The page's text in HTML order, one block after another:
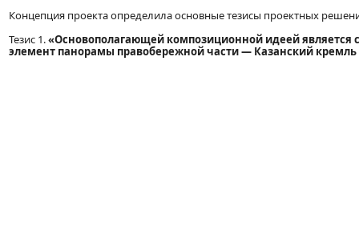
Концепция проекта определила основные тезисы проектных
Тезис 1.«Основополагающей композиционной идеей
элемент панорамы правобережной части — Казанский кремль